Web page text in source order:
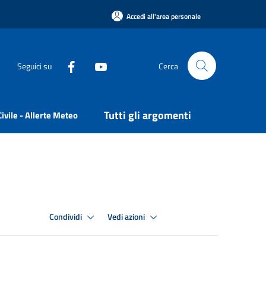
Accedi all'area personale
Seguici su Cerca
- Allerte Meteo Tutti gli argomenti
Condividi Vedi azioni